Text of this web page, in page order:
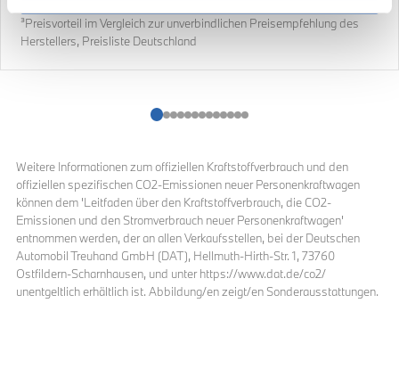
³Preisvorteil im Vergleich zur unverbindlichen Preisempfehlung des
Herstellers, Preisliste Deutschland
Weitere Informationen zum offiziellen Kraftstoffverbrauch und den
offiziellen spezifischen CO2-Emissionen neuer Personenkraftwagen
können dem 'Leitfaden über den Kraftstoffverbrauch, die CO2-
Emissionen und den Stromverbrauch neuer Personenkraftwagen'
entnommen werden, der an allen Verkaufsstellen, bei der Deutschen
Automobil Treuhand GmbH (DAT), Hellmuth-Hirth-Str. 1, 73760
Ostfildern-Scharnhausen, und unter https://www.dat.de/co2/
unentgeltlich erhältlich ist. Abbildung/en zeigt/en Sonderausstattungen.